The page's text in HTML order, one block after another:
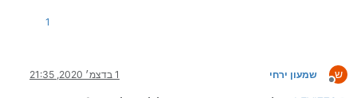
1
ש
מנותק
שמעון ירחי 1 בדצמ׳ 2020, 21:35